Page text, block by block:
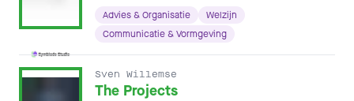
Advies & Organisatie
Welzijn
Communicatie & Vormgeving
Sven Willemse
The Projects